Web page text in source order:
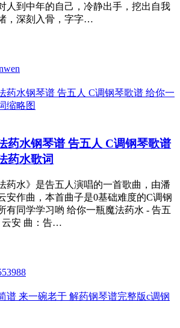
人到中年的自己，冷静出手，挖出自我
，深刻入骨，字字…
药水钢琴谱 告五人 C调钢琴歌谱
药水歌词
药水》是告五人演唱的一首歌曲，由潘
安作曲，本首曲子是0基础难度的C调钢
有同学学习哟 给你一瓶魔法药水 - 告五
云安 曲：告…